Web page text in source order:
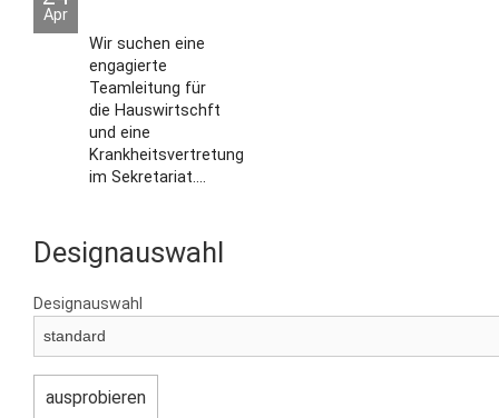
Apr
Wir suchen eine
engagierte
Teamleitung für
die Hauswirtschft
und eine
Krankheitsvertretung
im Sekretariat....
Designauswahl
Designauswahl